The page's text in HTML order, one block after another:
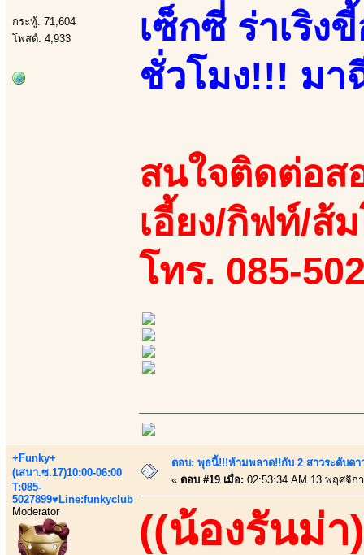
กระทู้: 71,604
โพสต์: 4,933
เซ็กซี่ ร่าเริ
ชั่วโมง!!! มา
สนใจติดต่อส
เอี้ยง/กิฟท์/ส้
โทร. 085-
+Funky+
(เสนา.ซ.17)10:00-06:00
T:085-
5027899♥Line:funkyclub
Moderator
ตอบ: พุธนี้!!!ห้ามพลาด!!กับ 2 สาวระดับดา
« ตอบ #19 เมื่อ: 02:53:34 AM 13 พฤศจิก
((น้องรันม่า